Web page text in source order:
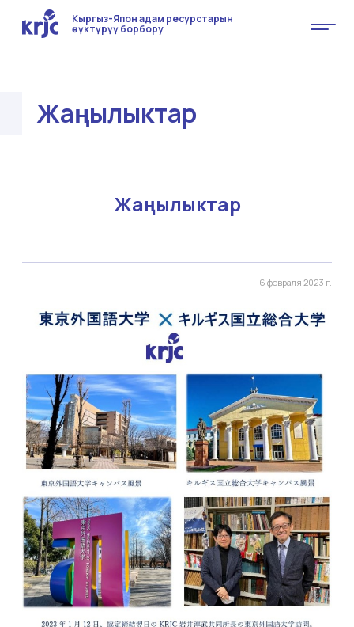
Кыргыз-Япон адам ресурстарын
өнүктүрүү борбору
Жаңылыктар
Жаңылыктар
6 февраля 2023 г.